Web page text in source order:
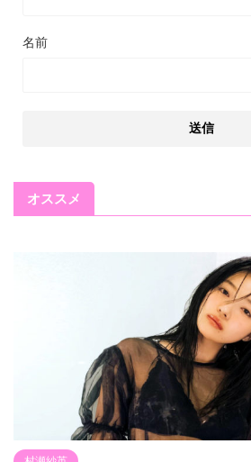
名前
オススメ